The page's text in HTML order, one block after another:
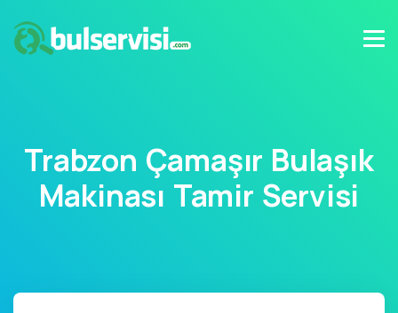
Trabzon Çamaşır Bulaşık
Makinası Tamir Servisi